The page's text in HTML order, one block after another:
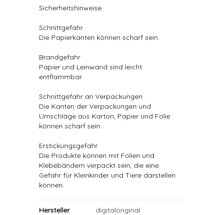
Sicherheitshinweise
Schnittgefahr
Die Papierkanten können scharf sein.
Brandgefahr
Papier und Leinwand sind leicht
entflammbar.
Schnittgefahr an Verpackungen
Die Kanten der Verpackungen und
Umschläge aus Karton, Papier und Folie
können scharf sein.
Erstickungsgefahr
Die Produkte können mit Folien und
Klebebändern verpackt sein, die eine
Gefahr für Kleinkinder und Tiere darstellen
können.
Hersteller digitaloriginal